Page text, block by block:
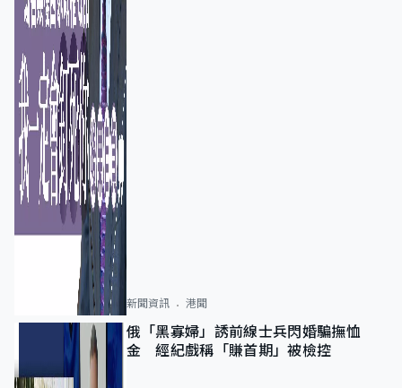
新聞資訊 港聞
俄「黑寡婦」誘前線士兵閃婚騙撫恤
金 經紀戲稱「賺首期」被檢控